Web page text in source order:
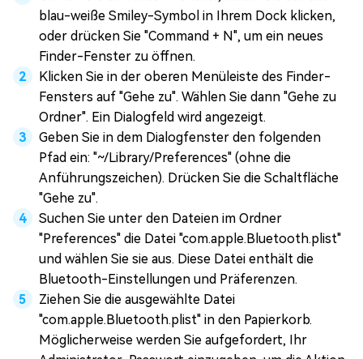
blau-weiße Smiley-Symbol in Ihrem Dock klicken,
oder drücken Sie "Command + N", um ein neues
Finder-Fenster zu öffnen.
Klicken Sie in der oberen Menüleiste des Finder-
Fensters auf "Gehe zu". Wählen Sie dann "Gehe zu
Ordner". Ein Dialogfeld wird angezeigt.
Geben Sie in dem Dialogfenster den folgenden
Pfad ein: "~/Library/Preferences" (ohne die
Anführungszeichen). Drücken Sie die Schaltfläche
"Gehe zu".
Suchen Sie unter den Dateien im Ordner
"Preferences" die Datei "com.apple.Bluetooth.plist"
und wählen Sie sie aus. Diese Datei enthält die
Bluetooth-Einstellungen und Präferenzen.
Ziehen Sie die ausgewählte Datei
"com.apple.Bluetooth.plist" in den Papierkorb.
Möglicherweise werden Sie aufgefordert, Ihr